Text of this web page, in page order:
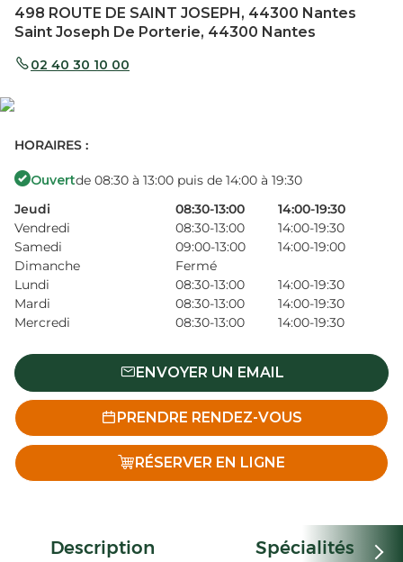
498 ROUTE DE SAINT JOSEPH, 44300 Nantes
Saint Joseph De Porterie, 44300 Nantes
02 40 30 10 00
HORAIRES :
Ouvertde 08:30 à 13:00 puis de 14:00 à 19:30
Jeudi
08:30-13:00
14:00-19:30
Vendredi
08:30-13:00
14:00-19:30
Samedi
09:00-13:00
14:00-19:00
Dimanche
Fermé
Lundi
08:30-13:00
14:00-19:30
Mardi
08:30-13:00
14:00-19:30
Mercredi
08:30-13:00 14:00-19:30
ENVOYER UN EMAIL
PRENDRE RENDEZ-VOUS
RÉSERVER EN LIGNE
Description Spécialités